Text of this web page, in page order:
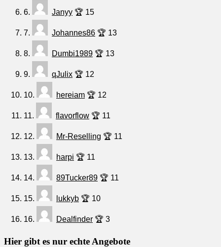
6. Janyy 🏆 15
7. Johannes86 🏆 13
8. Dumbi1989 🏆 13
9. qJulix 🏆 12
10. hereiam 🏆 12
11. flavorflow 🏆 11
12. Mr-Reselling 🏆 11
13. harpi 🏆 11
14. 89Tucker89 🏆 11
15. lukkyb 🏆 10
16. Dealfinder 🏆 3
Hier gibt es nur echte Angebote